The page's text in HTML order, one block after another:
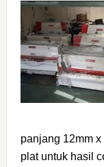
panjang 12mm x
plat untuk hasil